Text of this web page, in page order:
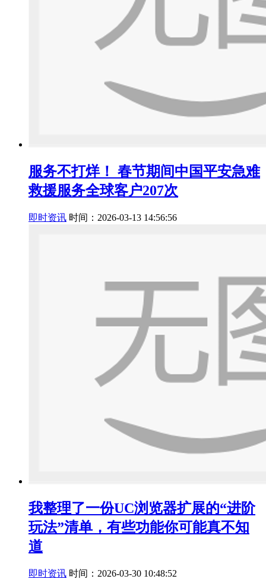
服务不打烊！ 春节期间中国平安急难
救援服务全球客户207次
即时资讯 时间：2026-03-13 14:56:56
我整理了一份UC浏览器扩展的“进阶
玩法”清单，有些功能你可能真不知
道
即时资讯 时间：2026-03-30 10:48:52